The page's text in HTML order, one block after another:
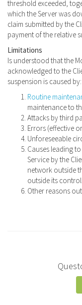
threshold exceeded,
which the Server was
claim submitted by the
payment of the relative
Limitations
Is understood that the
acknowledged to the
suspension is caused by:
Routine
maintenance to
Attacks by third
Errors (effective
Unforeseeable
Causes leading
Service by the
network outside
outside its control.
Other reasons